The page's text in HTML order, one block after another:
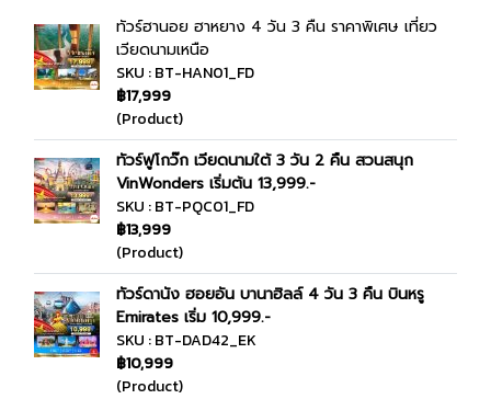
ทัวร์ฮานอย ฮาหยาง 4 วัน 3 คืน ราคาพิเศษ เที่ยว
เวียดนามเหนือ
SKU : BT-HAN01_FD
฿17,999
(Product)
ทัวร์ฟูโกว๊ก เวียดนามใต้ 3 วัน 2 คืน สวนสนุก
VinWonders เริ่มต้น 13,999.-
SKU : BT-PQC01_FD
฿13,999
(Product)
ทัวร์ดานัง ฮอยอัน บานาฮิลล์ 4 วัน 3 คืน บินหรู
Emirates เริ่ม 10,999.-
SKU : BT-DAD42_EK
฿10,999
(Product)